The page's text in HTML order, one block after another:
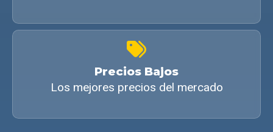
Precios Bajos
Los mejores precios del mercado